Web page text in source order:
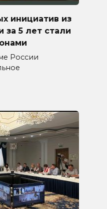
инициатив из
за 5 лет стали
России